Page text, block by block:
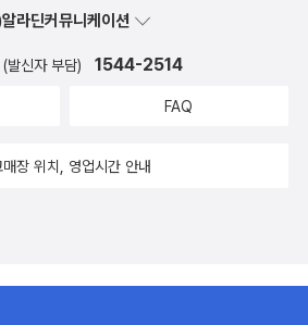
라딘커뮤니케이션
발신자 부담) 1544-2514
FAQ
매장 위치, 영업시간 안내